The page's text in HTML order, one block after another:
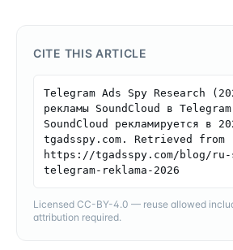
CITE THIS ARTICLE
Telegram Ads Spy Research
рекламы SoundCloud в
SoundCloud рекламируется в
tgadsspy.com. Retrieved from
https://tgadsspy.com/blog/ru-
telegram-reklama-2026
Licensed CC-BY-4.0 — reuse allowed
attribution required.